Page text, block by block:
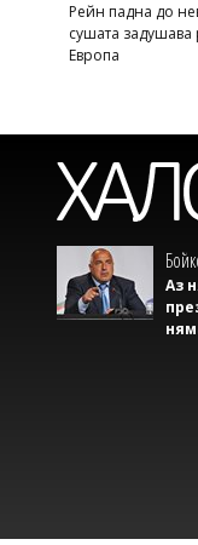
Рейн падна до
сушата задушава
Европа
Аз